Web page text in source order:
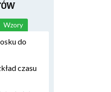
Wzory
do
czasu